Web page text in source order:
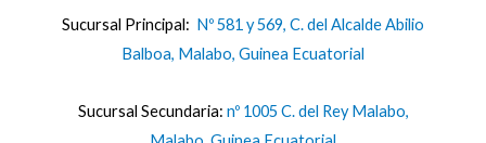
Sucursal Principal: Nº 581 y 569, C. del Alcalde Abilio
Balboa, Malabo, Guinea Ecuatorial
Sucursal Secundaria: nº 1005 C. del Rey Malabo,